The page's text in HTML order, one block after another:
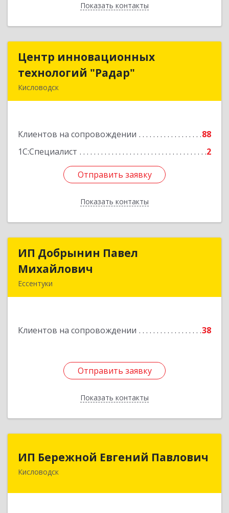
Показать контакты
Назад
Центр инновационных
технологий "Радар"
Кисловодск
Клиентов на сопровождении
88
1С:Специалист
2
Отправить заявку
Показать контакты
Центр инновационных
технологий "Радар"
Подробнее
Отправить заявку
Назад
ИП Добрынин Павел
Михайлович
Ессентуки
Клиентов на сопровождении 38
Отправить заявку
Показать контакты
ИП Добрынин Павел
Отправить заявку
Назад
ИП Бережной Евгений Павлович
Кисловодск
ИП Бережной Евгений Павлович
357748, Ставропольский край, Кисловодск г,